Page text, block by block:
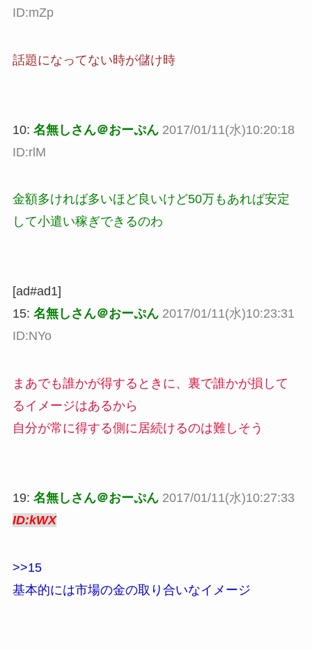
ID:mZp
話題になってない時が儲け時
10: 名無しさん＠おーぷん 2017/01/11(水)10:20:18
ID:rlM
金額多ければ多いほど良いけど50万もあれば安定
して小遣い稼ぎできるのわ
[ad#ad1]
15: 名無しさん＠おーぷん 2017/01/11(水)10:23:31
ID:NYo
まあでも誰かが得するときに、裏で誰かが損して
るイメージはあるから
自分が常に得する側に居続けるのは難しそう
19: 名無しさん＠おーぷん 2017/01/11(水)10:27:33
ID:kWX
>>15
基本的には市場の金の取り合いなイメージ